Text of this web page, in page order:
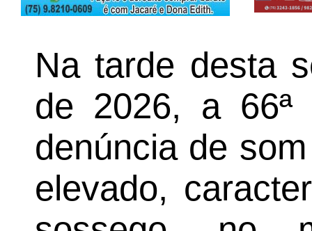
Na tarde desta
de 2026, a 66ª
denúncia de
elevado,